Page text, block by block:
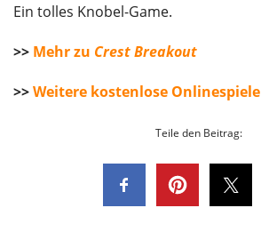
Ein tolles Knobel-Game.
>> Mehr zu Crest Breakout
>>Weitere kostenlose Onlinespiele
Teile den Beitrag: